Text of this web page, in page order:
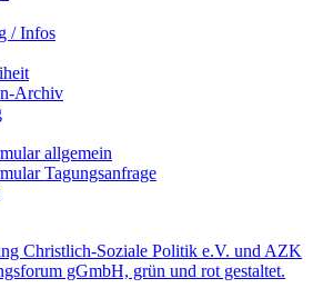
/ Infos
Archiv
allgemein
Tagungsanfrage